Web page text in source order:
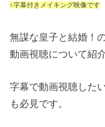
↑字幕付きメイキング映像です
無謀な皇子と結婚！
動画視聴について紹
字幕で動画視聴した
も必見です。